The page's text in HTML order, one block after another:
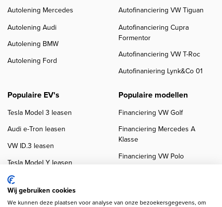
Autolening Mercedes
Autolening Audi
Autolening BMW
Autolening Ford
Autofinanciering VW Tiguan
Autofinanciering Cupra
Formentor
Autofinanciering VW T-Roc
Autofinaniering Lynk&Co 01
Populaire EV's
Tesla Model 3 leasen
Audi e-Tron leasen
VW ID.3 leasen
Tesla Model Y leasen
VW ID.4 leasen
Populaire modellen
Financiering VW Golf
Financiering Mercedes A
Klasse
Financiering VW Polo
Wij gebruiken cookies
We kunnen deze plaatsen voor analyse van onze bezoekersgegevens, om